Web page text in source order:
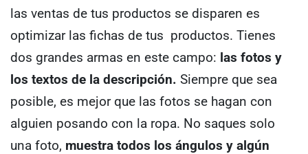
las ventas de tus productos se disparen es
optimizar las fichas de tus productos. Tienes
dos grandes armas en este campo: las fotos y
los textos de la descripción. Siempre que sea
posible, es mejor que las fotos se hagan con
alguien posando con la ropa. No saques solo
una foto, muestra todos los ángulos y algún